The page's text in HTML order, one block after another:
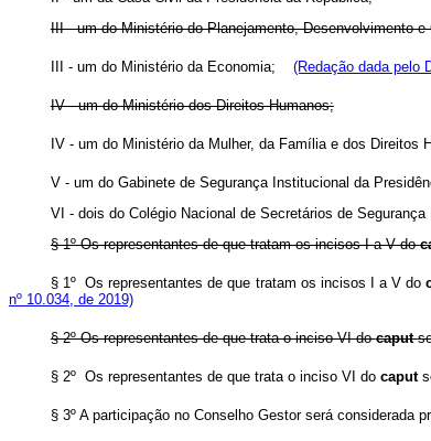
III - um do Ministério do Planejamento, Desenvolvimento e
III - um do Ministério da Economia; (Redação dada pelo
IV - um do Ministério dos Direitos Humanos;
IV - um do Ministério da Mulher, da Família e dos
V - um do Gabinete de Segurança Institucional da
VI - dois do Colégio Nacional de Secretários de
§ 1º Os representantes de que tratam os incisos I a V do
§ 1º Os representantes de que tratam os incisos I a V do
nº 10.034, de 2019)
§ 2º Os representantes de que trata o inciso VI docaput
§ 2º Os representantes de que trata o inciso VI do caput
§ 3º A participação no Conselho Gestor será considerada